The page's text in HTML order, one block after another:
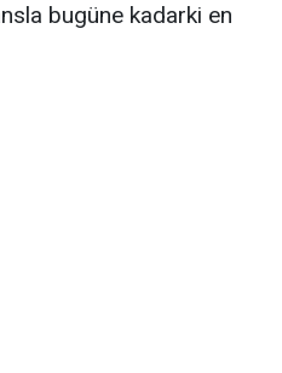
bugüne kadarki en